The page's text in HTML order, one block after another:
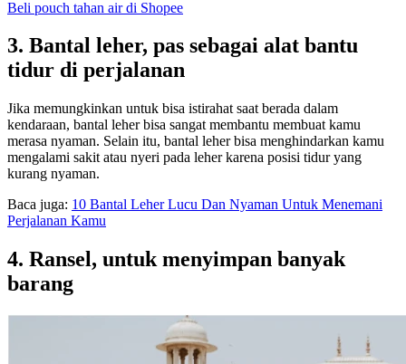
Beli pouch tahan air di Shopee
3. Bantal leher, pas sebagai alat bantu
tidur di perjalanan
Jika memungkinkan untuk bisa istirahat saat berada dalam
kendaraan, bantal leher bisa sangat membantu membuat kamu
merasa nyaman. Selain itu, bantal leher bisa menghindarkan kamu
mengalami sakit atau nyeri pada leher karena posisi tidur yang
kurang nyaman.
Baca juga: 10 Bantal Leher Lucu Dan Nyaman Untuk Menemani
Perjalanan Kamu
4. Ransel, untuk menyimpan banyak
barang